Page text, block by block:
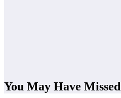
You May Have Missed